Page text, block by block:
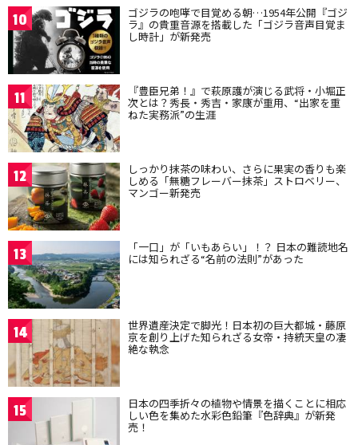
10 ゴジラの咆哮で目覚める朝…1954年公開『ゴジ
ラ』の貴重音源を搭載した「ゴジラ音声目覚ま
し時計」が新発売
11 『豊臣兄弟！』で萩原護が演じる武将・小堀正
次とは？秀長・秀吉・家康が重用、“出家を重
ねた実務派”の生涯
12 しっかり抹茶の味わい、さらに果実の香りも楽
しめる「無糖フレーバー抹茶」ストロベリー、
マンゴー新発売
13 「一口」が「いもあらい」！？ 日本の難読地名
には知られざる“名前の法則”があった
14 世界遺産決定で脚光！日本初の巨大都城・藤原
京を創り上げた知られざる女帝・持統天皇の凄
絶な執念
15 日本の四季折々の植物や情景を描くことに相応
しい色を集めた水彩色鉛筆『色辞典』が新発
売！